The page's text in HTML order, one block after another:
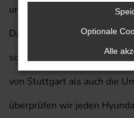
und Qualität dieses
Dauerbetrieb macht dieses
somit das perfekte
von Stuttgart als auch die
überprüfen wir jeden
Optionale
Alle